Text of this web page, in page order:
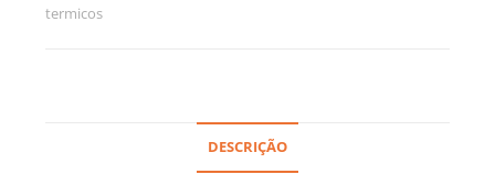
termicos
DESCRIÇÃO